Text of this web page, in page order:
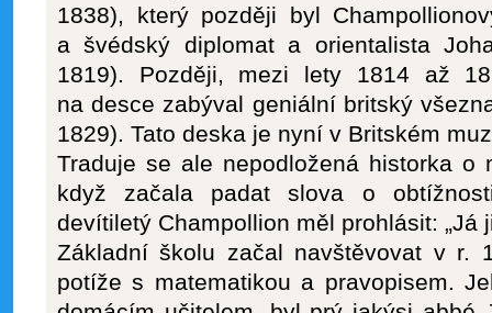
1838), který později byl
a švédský diplomat a orientalista
1819). Později, mezi lety 1814 až
na desce zabýval geniální britský
1829). Tato deska je nyní v Britském
Traduje se ale nepodložená historka o
když začala padat slova o
devítiletý Champollion měl prohlásit: „Já
Základní školu začal navštěvovat v r.
potíže s matematikou a pravopisem.